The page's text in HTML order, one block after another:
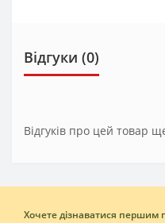
Відгуки (0)
Відгуків про цей товар
Хочете дізнаватися першим